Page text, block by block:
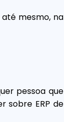
mesmo, na
pessoa que
sobre ERP de